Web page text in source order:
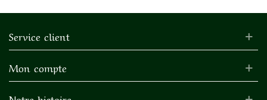
Service client
Mon compte